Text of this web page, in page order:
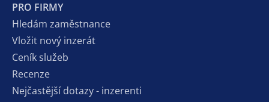
PRO FIRMY
Hledám zaměstnance
Vložit nový inzerát
Ceník služeb
Recenze
Nejčastější dotazy - inzerenti